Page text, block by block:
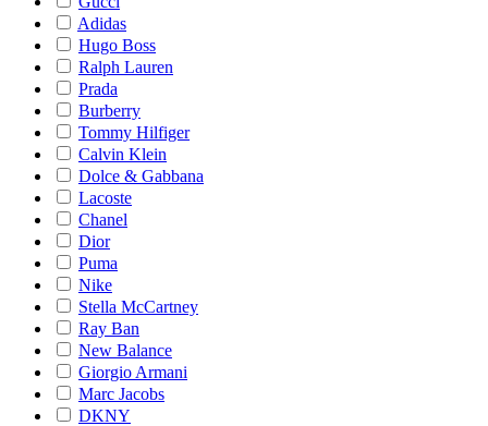
Adidas
Hugo Boss
Ralph Lauren
Prada
Burberry
Tommy Hilfiger
Calvin Klein
Dolce & Gabbana
Lacoste
Chanel
Dior
Puma
Nike
Stella McCartney
Ray Ban
New Balance
Giorgio Armani
Marc Jacobs
DKNY